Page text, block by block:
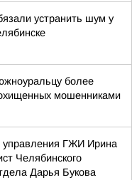
устранить шум у
более
мошенниками
управления ГЖИ Ирина
Челябинского
Дарья Букова